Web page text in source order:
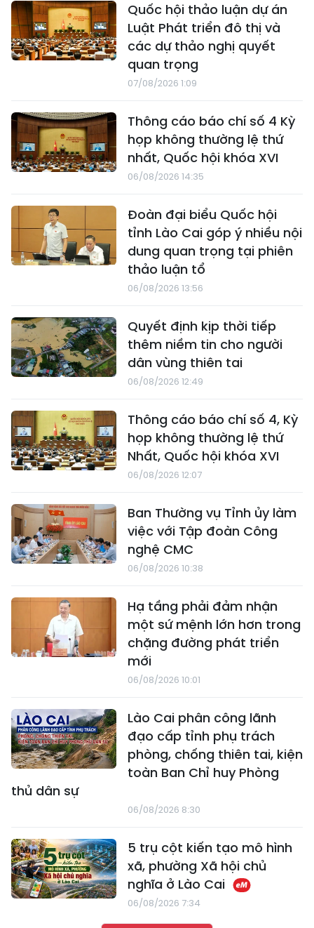
Quốc hội thảo luận dự án
Luật Phát triển đô thị và
các dự thảo nghị quyết
quan trọng
07/08/2026 1:09
Thông cáo báo chí số 4 Kỳ
họp không thường lệ thứ
nhất, Quốc hội khóa XVI
06/08/2026 14:35
Đoàn đại biểu Quốc hội
tỉnh Lào Cai góp ý nhiều nội
dung quan trọng tại phiên
thảo luận tổ
06/08/2026 13:56
Quyết định kịp thời tiếp
thêm niềm tin cho người
dân vùng thiên tai
06/08/2026 12:49
Thông cáo báo chí số 4, Kỳ
họp không thường lệ thứ
Nhất, Quốc hội khóa XVI
06/08/2026 12:07
Ban Thường vụ Tỉnh ủy làm
việc với Tập đoàn Công
nghệ CMC
06/08/2026 10:38
Hạ tầng phải đảm nhận
một sứ mệnh lớn hơn trong
chặng đường phát triển
mới
06/08/2026 10:01
Lào Cai phân công lãnh
đạo cấp tỉnh phụ trách
phòng, chống thiên tai, kiện
toàn Ban Chỉ huy Phòng
thủ dân sự
06/08/2026 8:30
5 trụ cột kiến tạo mô hình
xã, phường Xã hội chủ
nghĩa ở Lào Cai
06/08/2026 7:34